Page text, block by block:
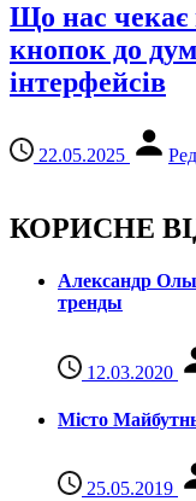
Що нас чекає
кнопок до
інтерфейсів
22.05.2025
КОРИСНЕ
Александр
тренды
12.03.2020
Місто
25.05.2019